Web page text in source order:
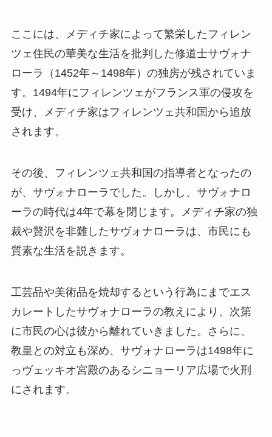
ここには、メディチ家によって繁栄したフィレン
ツェ住民の華美な生活を批判した修道士サヴォナ
ローラ（1452年～1498年）の独房が残されていま
す。1494年にフィレンツェがフランス軍の侵攻を
受け、メディチ家はフィレンツェ共和国から追放
されます。
その後、フィレンツェ共和国の指導者となったの
が、サヴォナローラでした。しかし、サヴォナロ
ーラの時代は4年で幕を閉じます。メディチ家の独
裁や贅沢を非難したサヴォナローラは、市民にも
質素な生活を説きます。
工芸品や美術品を焼却するという行為にまでエス
カレートしたサヴォナローラの教えにより、次第
に市民の心は彼から離れていきました。さらに、
教皇との対立も深め、サヴォナローラは1498年に
っヴェッキオ宮殿のあるシニョーリア広場で火刑
にされます。